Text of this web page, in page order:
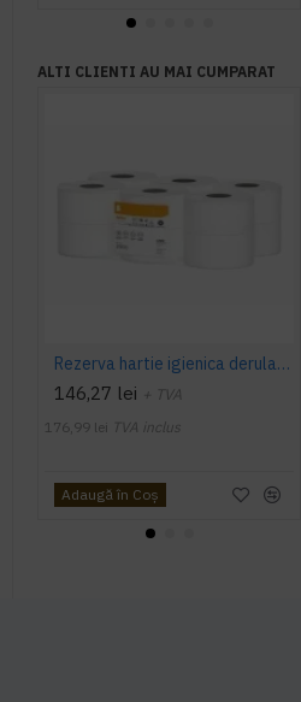
ALTI CLIENTI AU MAI CUMPARAT
Rezerva hartie igienica derulare centrala Wepa Comfort (Satino HiCycle), 2 straturi, 180 m/rola, 12 role/bax
146,27 lei + TVA
176,99 lei TVA inclus
Adaugă în Coş